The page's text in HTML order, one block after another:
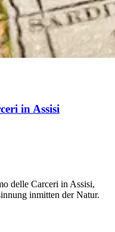
in Assisi
delle Carceri in Assisi,
inmitten der Natur.